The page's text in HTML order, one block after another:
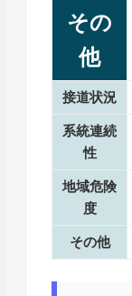
その
他
接道状況
系統連続
性
地域危険
度
その他